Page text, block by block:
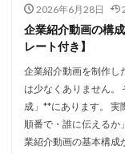
2026年6月28日
企業紹介動画の構
レート付き】
企業紹介動画を制作し
は少なくありません。
成」**にあります。
順番で・誰に伝えるか
業紹介動画の基本構成